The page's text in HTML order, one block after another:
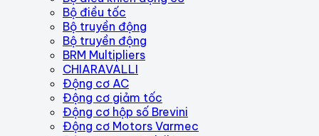
Bộ điều tốc
Bộ truyền động
Bộ truyền động
BRM Multipliers
CHIARAVALLI
Động cơ AC
Động cơ giảm tốc
Động cơ hộp số Brevini
Động cơ Motors Varmec